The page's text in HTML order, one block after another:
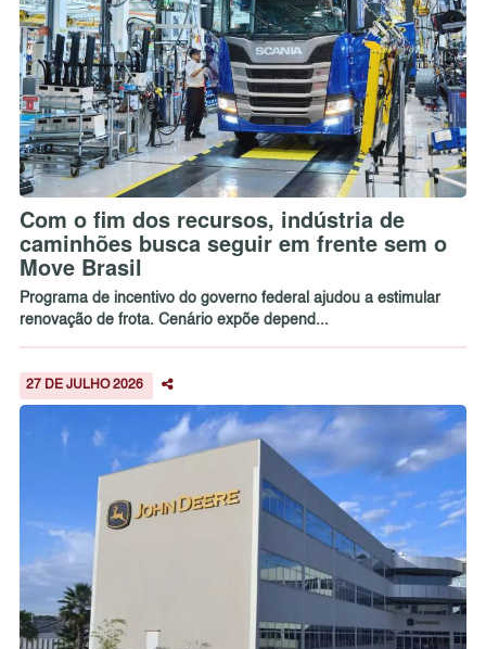
Com o fim dos recursos, indústria de
caminhões busca seguir em frente sem o
Move Brasil
Programa de incentivo do governo federal ajudou a estimular
renovação de frota. Cenário expõe depend...
27 DE JULHO 2026